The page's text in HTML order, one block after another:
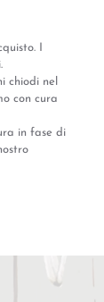
I
chiodi nel
con cura
in fase di